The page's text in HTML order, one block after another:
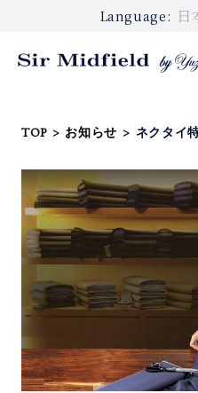
Language: 日
TOP > お知らせ > ネクタイ